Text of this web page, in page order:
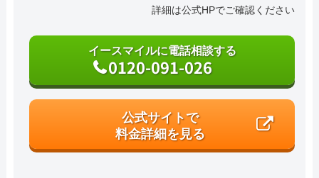
詳細は公式HPでご確認ください
イースマイルに電話相談する
0120-091-026
公式サイトで
料金詳細を見る